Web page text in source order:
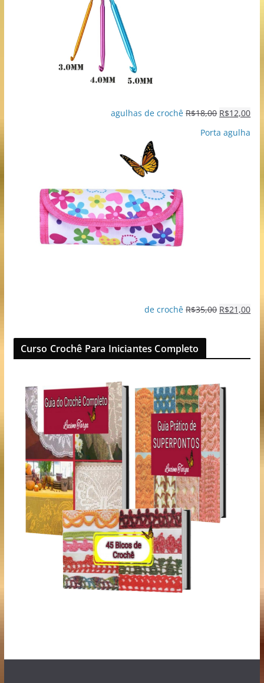
agulhas de crochê R$18,00 R$12,00
Porta agulha
de crochê R$35,00 R$21,00
Curso Crochê Para Iniciantes Completo